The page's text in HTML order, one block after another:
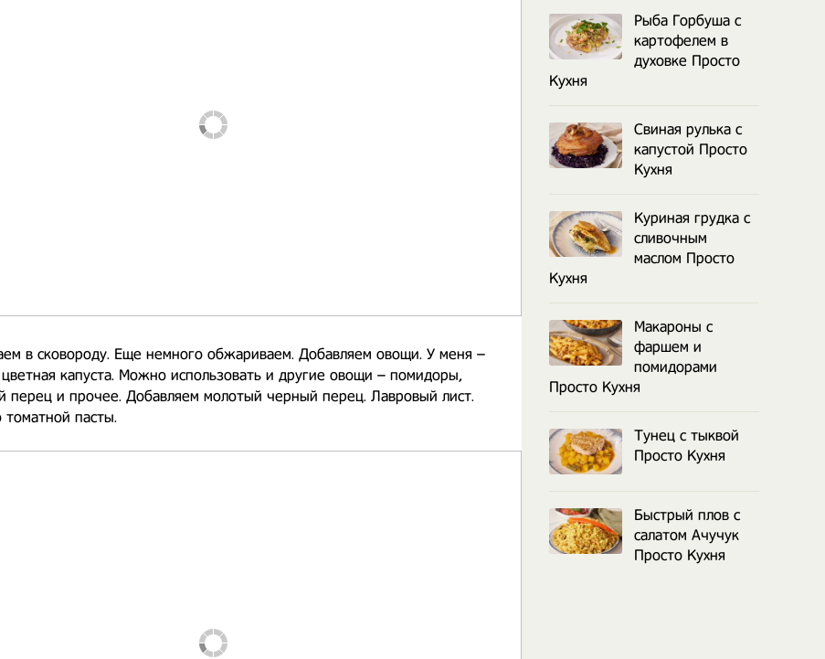
в сковороду. Еще немного обжариваем. Добавляем овощи. У меня –
капуста. Можно использовать и другие овощи – помидоры,
перец и прочее. Добавляем молотый черный перец. Лавровый лист.
пасты.
Рыба Горбуша с
картофелем в
духовке Просто
Кухня
Свиная рулька с
капустой Просто
Кухня
Куриная грудка с
сливочным
маслом Просто
Кухня
Макароны с
фаршем и
помидорами
Просто Кухня
Тунец с тыквой
Просто Кухня
Быстрый плов с
салатом Ачучук
Просто Кухня